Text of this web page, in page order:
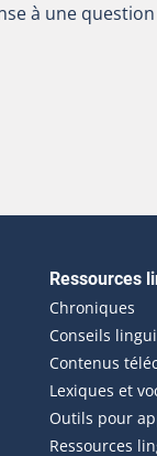
à une
externe
Ressources
Chroniques
Conseils
Contenus
Lexiques et
Outils pour
Ressources